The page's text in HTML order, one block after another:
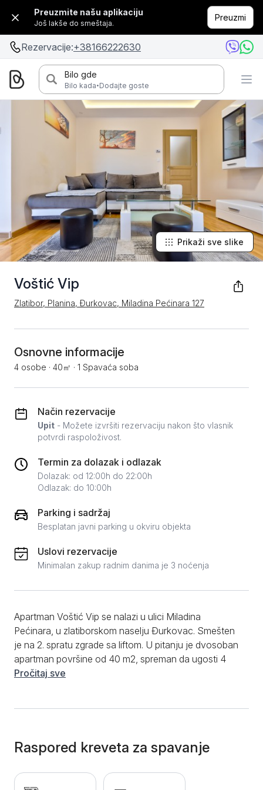
Preuzmite našu aplikaciju
Još lakše do smeštaja.
Preuzmi
Rezervacije:+38166222630
Bilo gde
Bilo kada·Dodajte goste
Voštić Vip
Zlatibor, Planina, Đurkovac, Miladina Pećinara 127
Prikaži sve slike
Osnovne informacije
4 osobe · 40㎡ · 1 Spavaća soba
Način rezervacije
Upit - Možete izvršiti rezervaciju nakon što vlasnik
potvrdi raspoloživost.
Termin za dolazak i odlazak
Dolazak: od 12:00h do 22:00h
Odlazak: do 10:00h
Parking i sadržaj
Besplatan javni parking u okviru objekta
Uslovi rezervacije
Minimalan zakup radnim danima je 3 noćenja
Apartman Voštić Vip se nalazi u ulici Miladina
Pećinara, u zlatiborskom naselju Đurkovac. Smešten
je na 2. spratu zgrade sa liftom. U pitanju je dvosoban
apartman površine od 40 m2, spreman da ugosti 4
osobe. Izaberite ovaj svetao, moderno uređeni
kuhinja bele boje sa svim neophodnim uređajima
smeštena je u malom izdvojenom delu. Spavaća
soba raspolaže prostranim bračnim krevetom i
udobnom foteljom. Posebnu pažnju u njoj privlači
Pročitaj sve
Raspored kreveta za spavanje